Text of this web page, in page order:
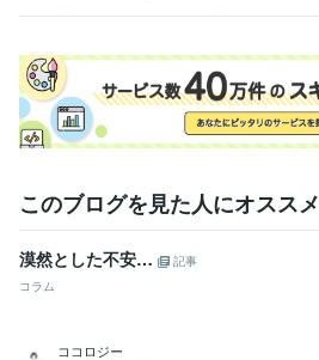
このブログを見た人にオススメ
漠然とした不安…
記事
コラム
ココロジー